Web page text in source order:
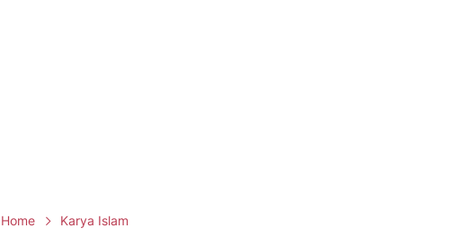
Home Karya Islam